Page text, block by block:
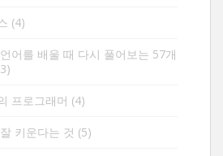
(4)
어를 배울 때 다시 풀어보는 57개
프로그래머 (4)
키운다는 것 (5)